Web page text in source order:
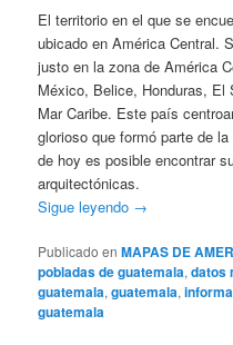
El territorio en el que se
ubicado en América Central.
justo en la zona de América
México, Belice, Honduras,
Mar Caribe. Este país
glorioso que formó parte de
de hoy es posible encontrar
arquitectónicas.
Sigue leyendo →
Publicado en MAPAS DE
pobladas de guatemala,datos
guatemala,guatemala,
guatemala